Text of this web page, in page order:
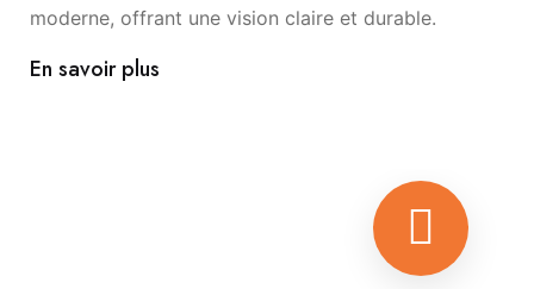
moderne, offrant une vision claire et durable.
En savoir plus